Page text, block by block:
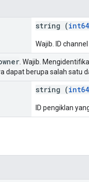
string (int64
Wajib. ID
. Wajib.
dapat berupa salah satu
string (int64
ID pengiklan